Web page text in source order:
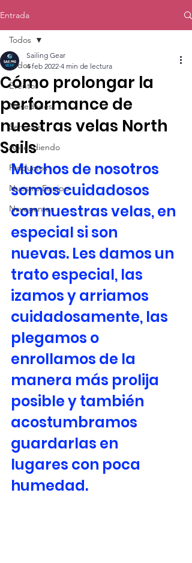
Entrada
Todos
Eventos
Novedades
Servicios
Aprendiendo
Productos
Nuestro Equipo
Navegantes
Todos
Cómo prolongar la
performance de
nuestras velas North
Sails
Sailing Gear
4 feb 2022 4 min de lectura
Muchos de nosotros
somos cuidadosos
con nuestras velas, en
especial si son
nuevas. Les damos un
trato especial, las
izamos y arriamos
cuidadosamente, las
plegamos o
enrollamos de la
manera más prolija
posible y también
acostumbramos
guardarlas en
lugares con poca
humedad.